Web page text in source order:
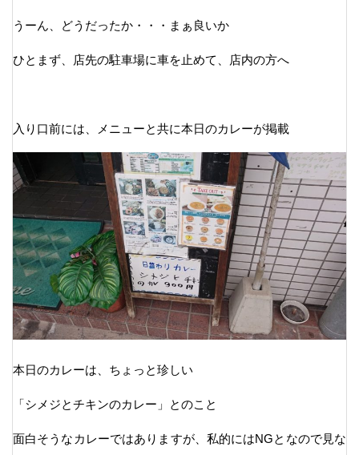
うーん、どうだったか・・・まぁ良いか
ひとまず、店先の駐車場に車を止めて、店内の方へ
入り口前には、メニューと共に本日のカレーが掲載
本日のカレーは、ちょっと珍しい
「シメジとチキンのカレー」とのこと
面白そうなカレーではありますが、私的にはNGとなので見な